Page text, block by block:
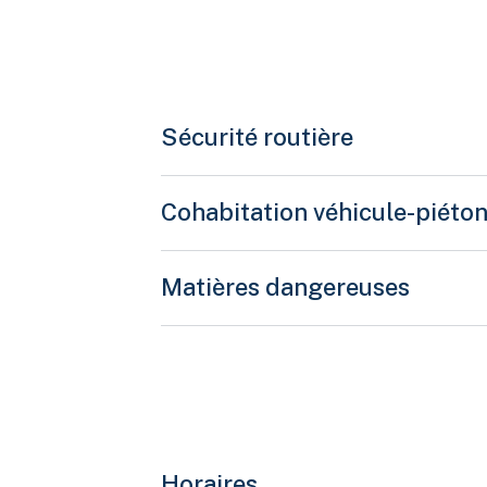
celle visée à l’article 202.2 de conduire ou d’avoir la
Sécurité routière
Cohabitation véhicule-piéton
Matières dangereuses